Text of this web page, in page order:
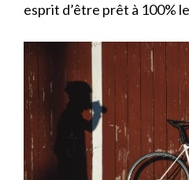
esprit d’être prêt à 100%